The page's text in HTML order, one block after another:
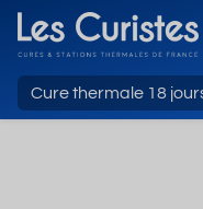
Cure thermale 18